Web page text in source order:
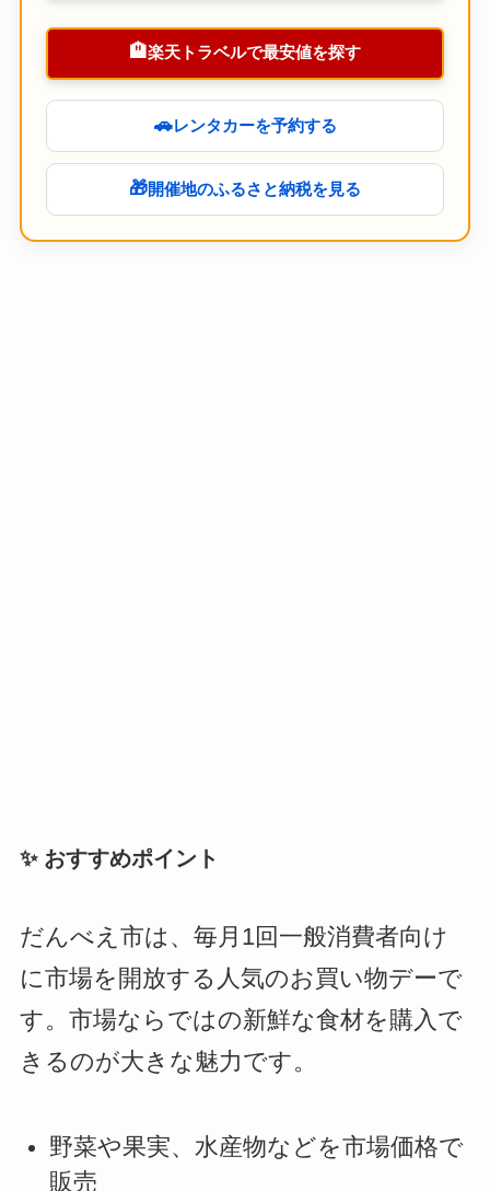
🏨楽天トラベルで最安値を探す
🚗レンタカーを予約する
🎁開催地のふるさと納税を見る
✨ おすすめポイント
だんべえ市は、毎月1回一般消費者向け
に市場を開放する人気のお買い物デーで
す。市場ならではの新鮮な食材を購入で
きるのが大きな魅力です。
野菜や果実、水産物などを市場価格で
販売